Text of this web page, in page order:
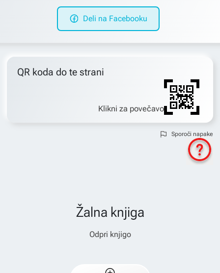
Deli na Facebooku
QR koda do te strani
Klikni za povečavo
Sporoči napake
Žalna knjiga
Odpri knjigo